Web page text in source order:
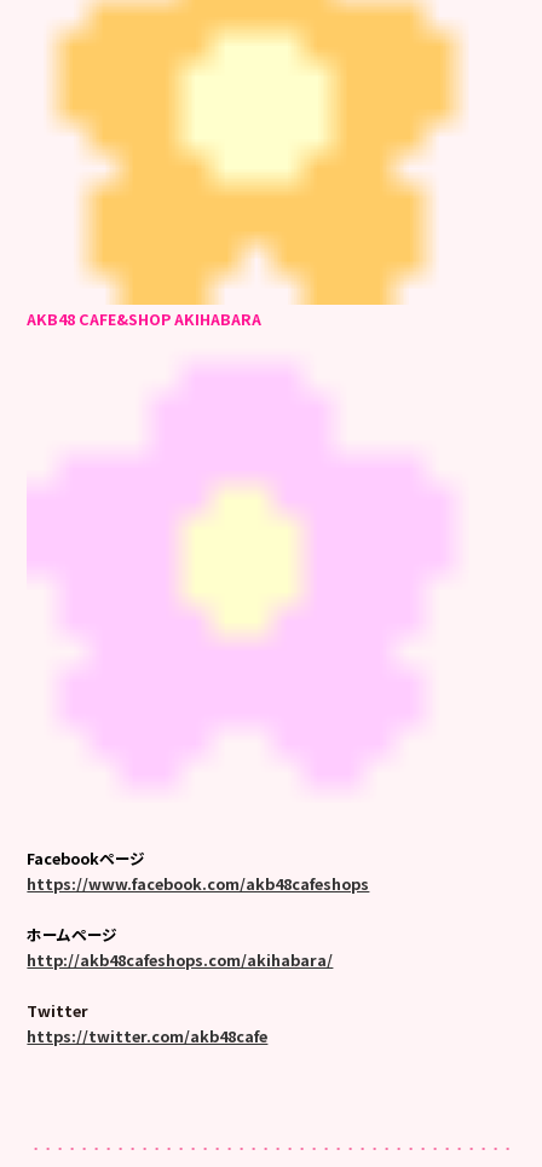
AKB48 CAFE&SHOP AKIHABARA
Facebookページ
https://www.facebook.com/akb48cafeshops
ホームページ
http://akb48cafeshops.com/akihabara/
Twitter
https://twitter.com/akb48cafe